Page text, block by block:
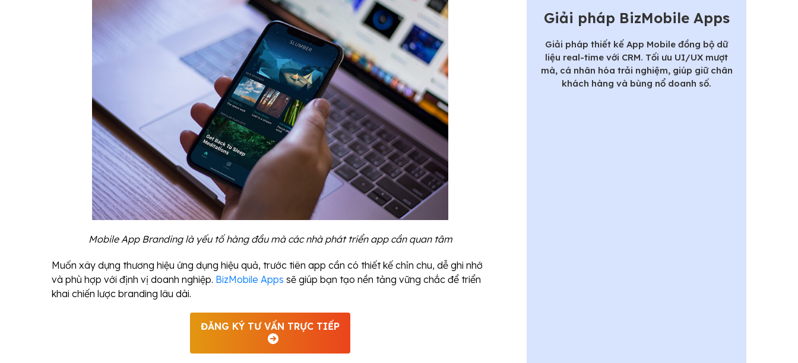
Mobile App Branding là yếu tố hàng đầu mà các nhà phát triển app cần quan tâm
Muốn xây dựng thương hiệu ứng dụng hiệu quả, trước tiên app cần có thiết kế chỉn chu, dễ ghi nhớ
và phù hợp với định vị doanh nghiệp. BizMobile Apps sẽ giúp bạn tạo nền tảng vững chắc để triển
khai chiến lược branding lâu dài.
ĐĂNG KÝ TƯ VẤN TRỰC TIẾP
Giải pháp BizMobile Apps
Giải pháp thiết kế App Mobile đồng bộ dữ
liệu real-time với CRM. Tối ưu UI/UX mượt
mà, cá nhân hóa trải nghiệm, giúp giữ chân
khách hàng và bùng nổ doanh số.